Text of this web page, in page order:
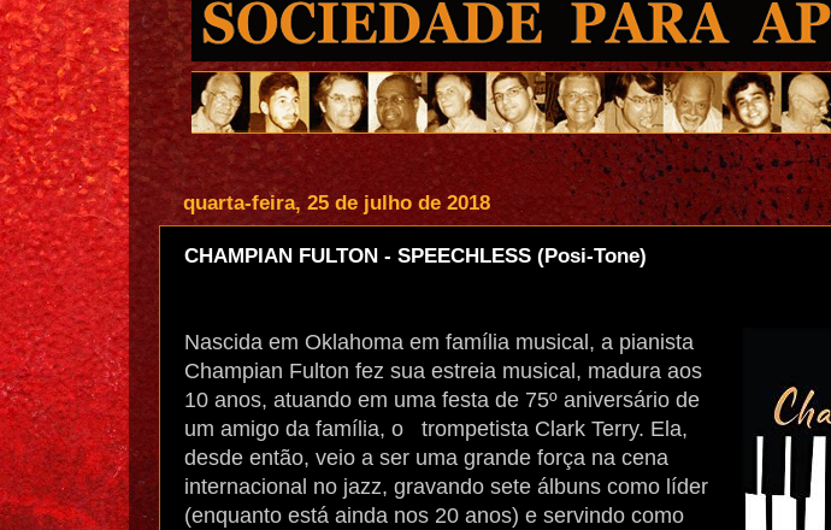
quarta-feira, 25 de julho de 2018
CHAMPIAN FULTON - SPEECHLESS (Posi-Tone)
Nascida em Oklahoma em família musical, a pianista
Champian Fulton fez sua estreia musical, madura aos
10 anos, atuando em uma festa de 75º aniversário de
um amigo da família, o
trompetista Clark Terry. Ela,
desde então, veio a ser uma grande força na cena
internacional no jazz, gravando sete álbuns como líder
(enquanto está ainda nos 20 anos) e servindo como